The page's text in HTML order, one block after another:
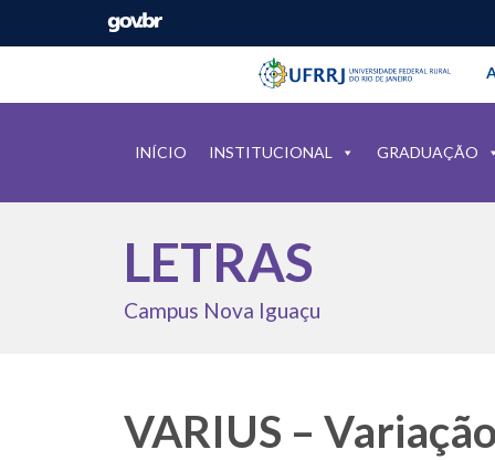
Pular barra institucional
Barra
INÍCIO INSTITUCIONAL GRADUAÇÃO
LETRAS
Campus Nova Iguaçu
VARIUS –